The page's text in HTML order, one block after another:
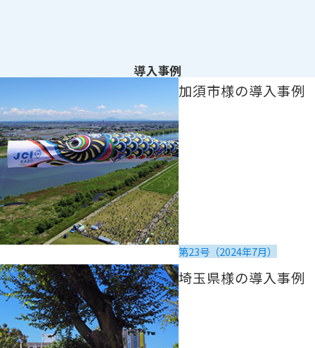
導入事例
加須市様の導入事例
第23号（2024年7月）
埼玉県様の導入事例を読む 埼玉県様の導入事例